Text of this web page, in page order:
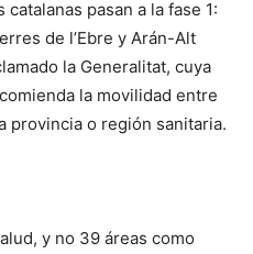
pasan a la fase 1:
de l’Ebre y Arán-Alt
la Generalitat, cuya
la movilidad entre
provincia o región sanitaria.
y no 39 áreas como